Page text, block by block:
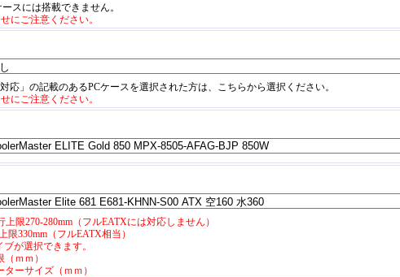
スには搭載できません。
にご注意ください。
」の記載のあるPCケースを選択された方は、こちらから選択ください。
にご注意ください。
限270-280mm（フルEATXには対応しません）
330mm（フルEATX相当）
が選択できます。
ｍｍ）
ーサイズ（ｍｍ）